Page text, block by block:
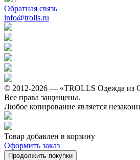
Обратная связь
info@trolls.ru
© 2012-2026 — «TROLLS Одежда из
Все права защищены.
Любое копирование является
Товар добавлен в корзину
Оформить заказ
Продолжить покупки